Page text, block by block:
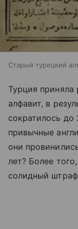
Старый турецкий
Турция приняла
алфавит, в
сократилось до
привычные
они
лет? Более
солидный